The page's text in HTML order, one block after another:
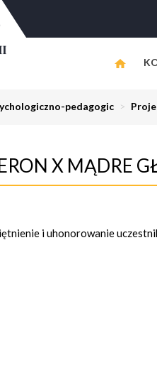
pedagogic >
X MĄDRE
i uhonorowanie